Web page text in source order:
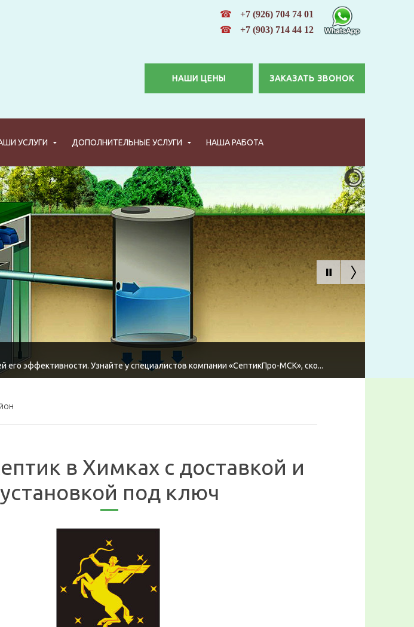
☎ +7 (926) 704 74 01
☎ +7 (903) 714 44 12
ЗАКАЗАТЬ ЗВОНОК
НАШИ ЦЕНЫ
УСЛУГИ ДОПОЛНИТЕЛЬНЫЕ УСЛУГИ НАША РАБОТА
эффективности. Узнайте у специалистов компании «СептикПро-МСК», ско...
в Химках с доставкой и
установкой под ключ